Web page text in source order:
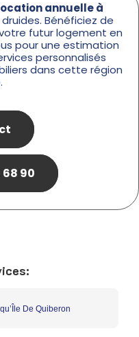
annuelle à
Bénéficiez de
futur logement en
pour une estimation
personnalisés
dans cette région
90
De Quiberon